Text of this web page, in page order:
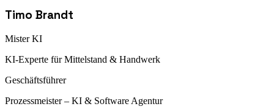
Timo Brandt
Mister KI
KI-Experte für Mittelstand & Handwerk
Geschäftsführer
Prozessmeister – KI & Software Agentur